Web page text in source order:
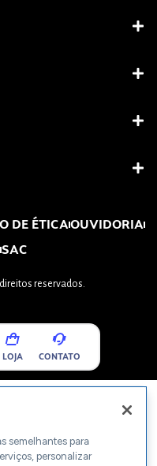
DE ÉTICAOUVIDORIA
SAC
reservados.
LOJA CONTATO
semelhantes para
personalizar